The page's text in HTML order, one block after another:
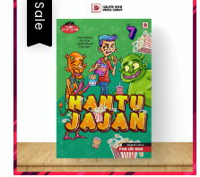
Sale